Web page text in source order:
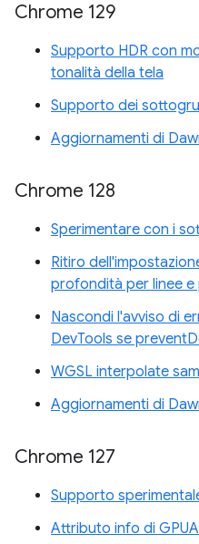
Chrome 129
Supporto HDR con
tonalità della tela
Supporto dei
Aggiornamenti di
Chrome 128
Sperimentare con i
Ritiro
profondità per linee e
Nascondi l'avviso di
DevTools se
WGSL interpolate
Aggiornamenti di
Chrome 127
Supporto
Attributo info di